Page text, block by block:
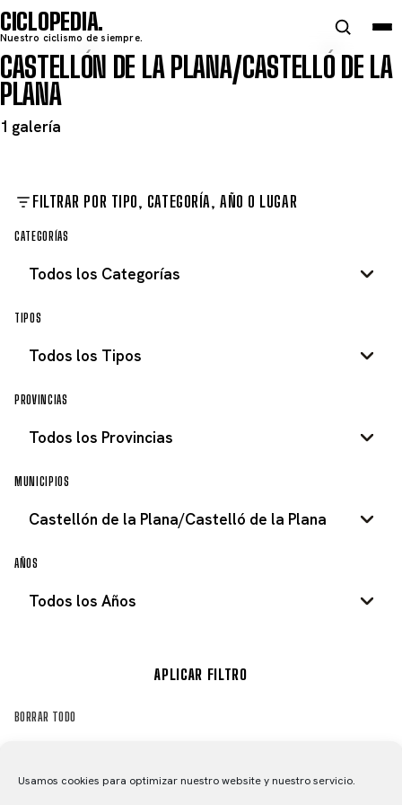
Usamos cookies para optimizar nuestro website y nuestro servicio.
CICLOPEDIA
Nuestro ciclismo de siempre.
CASTELLÓN DE LA PLANA/CASTELLÓ DE LA
PLANA
1 galería
FILTRAR POR TIPO, CATEGORÍA, AÑO O LUGAR
CATEGORÍAS
TIPOS
PROVINCIAS
MUNICIPIOS
AÑOS
APLICAR FILTRO
BORRAR TODO